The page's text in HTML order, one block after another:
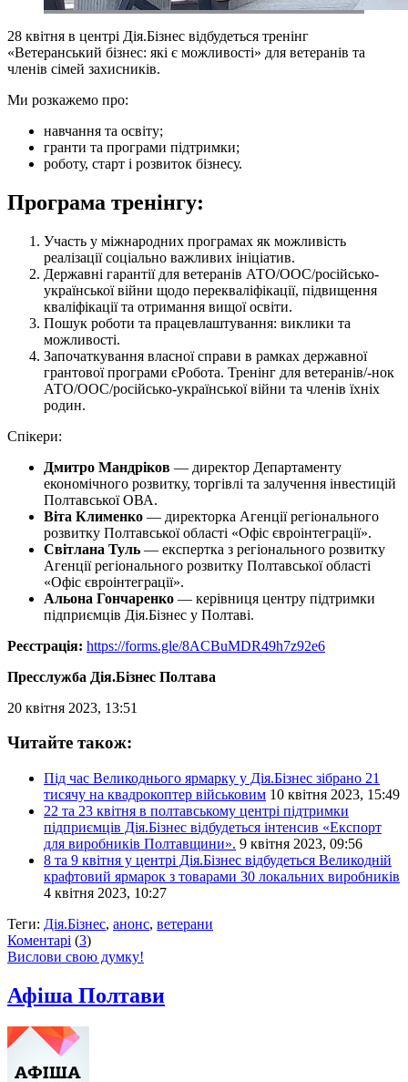
28 квітня в центрі Дія.Бізнес відбудеться тренінг
«Ветеранський бізнес: які є можливості» для ветеранів та
членів сімей захисників.
Ми розкажемо про:
навчання та освіту;
гранти та програми підтримки;
роботу, старт і розвиток бізнесу.
Програма тренінгу:
Участь у міжнародних програмах як можливість
реалізації соціально важливих ініціатив.
Державні гарантії для ветеранів АТО/ООС/російсько-
української війни щодо перекваліфікації, підвищення
кваліфікації та отримання вищої освіти.
Пошук роботи та працевлаштування: виклики та
можливості.
Започаткування власної справи в рамках державної
грантової програми єРобота. Тренінг для ветеранів/-нок
АТО/ООС/російсько-української війни та членів їхніх
родин.
Спікери:
Дмитро Мандріков — директор Департаменту
економічного розвитку, торгівлі та залучення інвестицій
Полтавської ОВА.
Віта Клименко — директорка Агенції регіонального
розвитку Полтавської області «Офіс євроінтеграції».
Світлана Туль — експертка з регіонального розвитку
Агенції регіонального розвитку Полтавської області
«Офіс євроінтеграції».
Альона Гончаренко — керівниця центру підтримки
підприємців Дія.Бізнес у Полтаві.
Реєстрація: https://forms.gle/8ACBuMDR49h7z92e6
Пресслужба Дія.Бізнес Полтава
20 квітня 2023, 13:51
Читайте також:
Під час Великоднього ярмарку у Дія.Бізнес зібрано 21
тисячу на квадрокоптер військовим 10 квітня 2023, 15:49
22 та 23 квітня в полтавському центрі підтримки
підприємців Дія.Бізнес відбудеться інтенсив «Експорт
для виробників Полтавщини». 9 квітня 2023, 09:56
8 та 9 квітня у центрі Дія.Бізнес відбудеться Великодній
крафтовий ярмарок з товарами 30 локальних виробників
4 квітня 2023, 10:27
Теги: Дія.Бізнес, анонс, ветерани
Коментарі (3)
Вислови свою думку!
Афіша Полтави